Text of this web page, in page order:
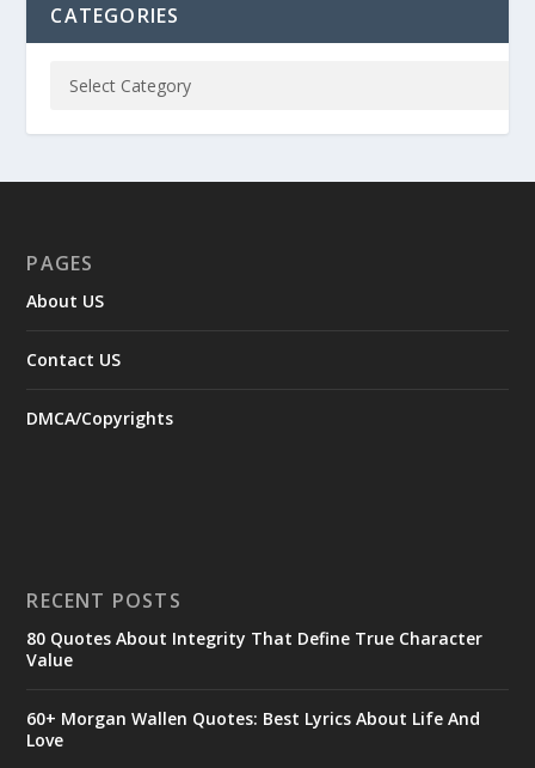
CATEGORIES
PAGES
About US
Contact US
DMCA/Copyrights
RECENT POSTS
80 Quotes About Integrity That Define True Character
Value
60+ Morgan Wallen Quotes: Best Lyrics About Life And
Love